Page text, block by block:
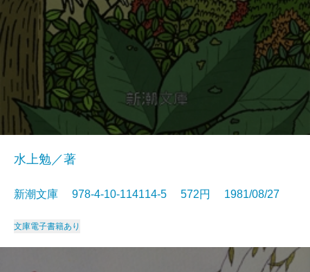
水上勉／著
新潮文庫 978-4-10-114114-5 572円 1981/08/27
文庫電子書籍あり